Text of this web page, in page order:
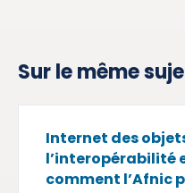
Sur le même
Internet des
l’interopérabilité
comment l’Afnic